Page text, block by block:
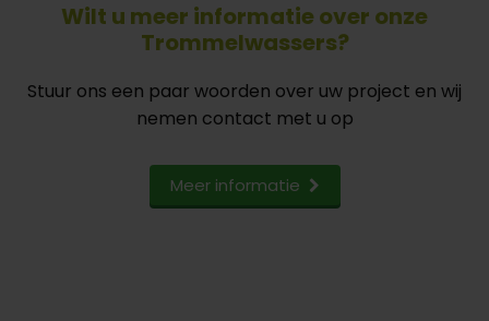
Wilt u meer informatie over onze
Trommelwassers?
Stuur ons een paar woorden over uw project en wij
nemen contact met u op
Meer informatie